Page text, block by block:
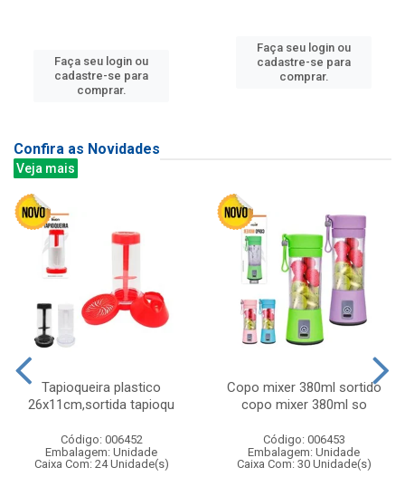
Faça seu login ou
cadastre-se para
comprar.
Faça seu login ou
cadastre-se para
comprar.
Confira as Novidades
Veja mais
Tapioqueira plastico
26x11cm,sortida tapioqu
Código: 006452
Embalagem: Unidade
Caixa Com: 24 Unidade(s)
Copo mixer 380ml sortido
copo mixer 380ml so
Código: 006453
Embalagem: Unidade
Caixa Com: 30 Unidade(s)